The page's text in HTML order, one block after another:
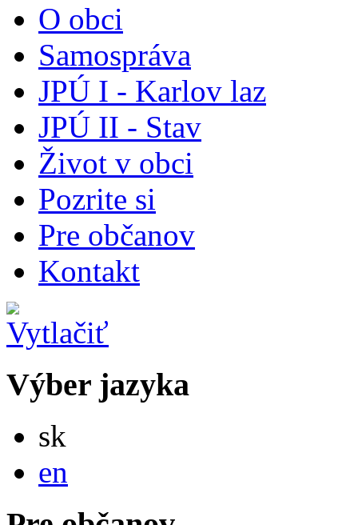
O obci
Samospráva
JPÚ I - Karlov laz
JPÚ II - Stav
Život v obci
Pozrite si
Pre občanov
Kontakt
Výber jazyka
sk
en